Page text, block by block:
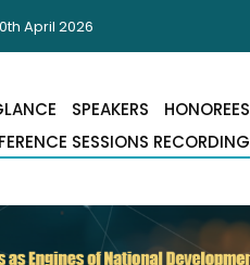
April 2026
SPEAKERS
HONOREES
SESSIONS RECORDING